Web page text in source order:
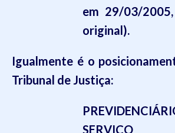
em 29/03/
original).
Igualmente é o
Tribunal de Justiça:
SERVIÇO